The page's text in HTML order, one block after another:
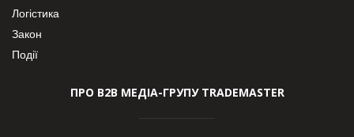
Логістика
Закон
Події
ПРО В2В МЕДІА-ГРУПУ TRADEMASTER